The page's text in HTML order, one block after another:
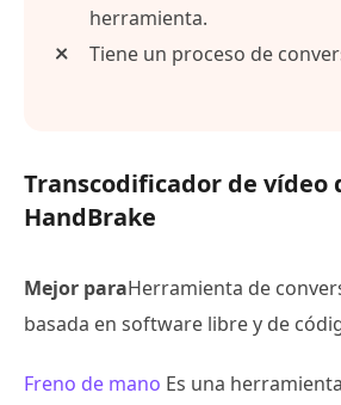
herramienta.
Tiene un proceso de
Transcodificador de vídeo
HandBrake
Mejor paraHerramienta de
basada en software libre y de
Freno de mano Es una